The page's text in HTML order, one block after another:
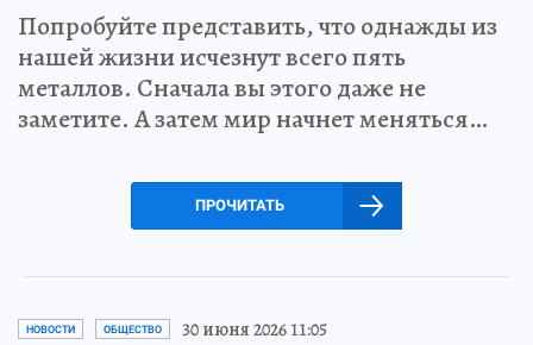
Попробуйте представить, что однажды из
нашей жизни исчезнут всего пять
металлов. Сначала вы этого даже не
заметите. А затем мир начнет меняться…
ПРОЧИТАТЬ
НОВОСТИ ОБЩЕСТВО 30 июня 2026 11:05